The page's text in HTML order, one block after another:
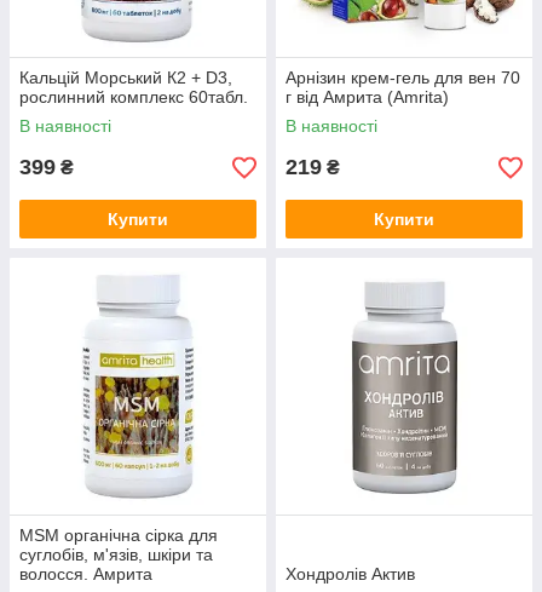
Кальцій Морський К2 + D3,
рослинний комплекс 60табл.
В наявності
399 ₴
Купити
Арнізин крем-гель для вен 70
г від Амрита (Amrita)
В наявності
219 ₴
Купити
MSM органічна сірка для
суглобів, м'язів, шкіри та
волосся. Амрита
Хондролів Актив